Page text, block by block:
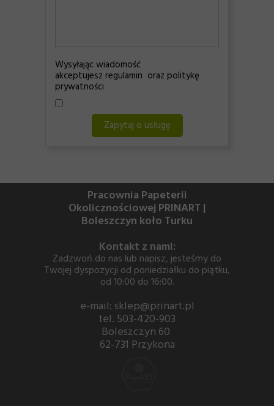
Wysyłając wiadomość
akceptujesz regulamin oraz politykę
prywatności
Zapytaj o usługę
Pracownia Papeterii
Okolicznościowej PRINART |
Boleszczyn koło Turku
Kontakt z nami:
Zadzwoń do nas lub napisz, jesteśmy do
Twojej dyspozycji od poniedziałku do piątku,
od 10:00 do 16:00.
e-mail: sklep@prinart.pl
tel. 503-420-903
Boleszczyn 60
62-731 Przykona